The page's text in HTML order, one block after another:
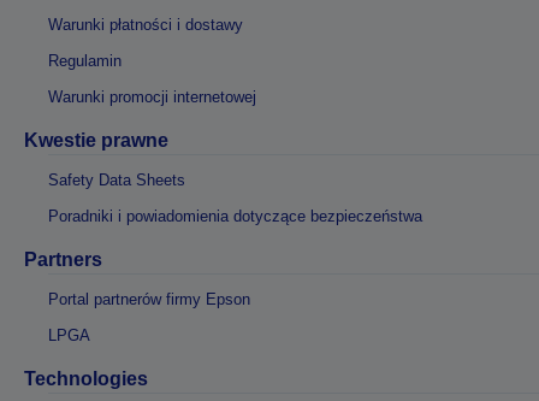
Warunki płatności i dostawy
Regulamin
Warunki promocji internetowej
Kwestie prawne
Safety Data Sheets
Poradniki i powiadomienia dotyczące bezpieczeństwa
Partners
Portal partnerów firmy Epson
LPGA
Technologies